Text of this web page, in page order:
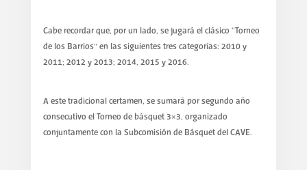
Cabe recordar que, por un lado, se jugará el clásico “Torneo
de los Barrios” en las siguientes tres categorías: 2010 y
2011; 2012 y 2013; 2014, 2015 y 2016.
A este tradicional certamen, se sumará por segundo año
consecutivo el Torneo de básquet 3×3, organizado
conjuntamente con la Subcomisión de Básquet del CAVE.